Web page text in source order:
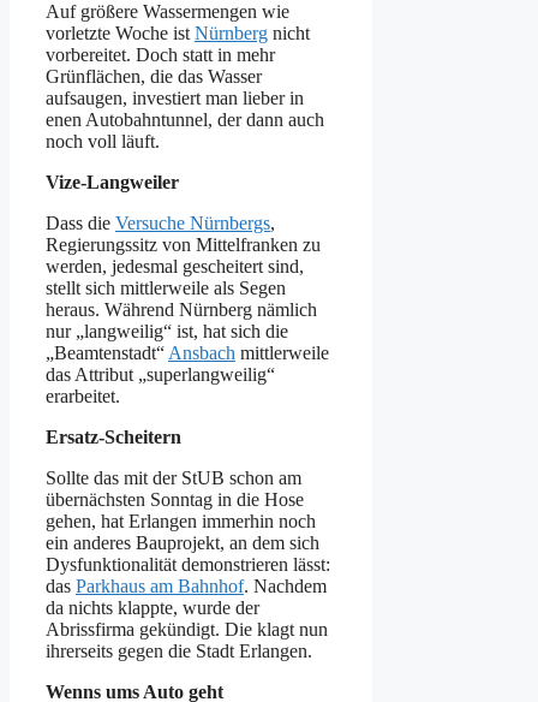
Auf größere Wassermengen wie
vorletzte Woche ist Nürnberg nicht
vorbereitet. Doch statt in mehr
Grünflächen, die das Wasser
aufsaugen, investiert man lieber in
enen Autobahntunnel, der dann auch
noch voll läuft.
Vize-Langweiler
Dass die Versuche Nürnbergs,
Regierungssitz von Mittelfranken zu
werden, jedesmal gescheitert sind,
stellt sich mittlerweile als Segen
heraus. Während Nürnberg nämlich
nur „langweilig“ ist, hat sich die
„Beamtenstadt“ Ansbach mittlerweile
das Attribut „superlangweilig“
erarbeitet.
Ersatz-Scheitern
Sollte das mit der StUB schon am
übernächsten Sonntag in die Hose
gehen, hat Erlangen immerhin noch
ein anderes Bauprojekt, an dem sich
Dysfunktionalität demonstrieren lässt:
das Parkhaus am Bahnhof. Nachdem
da nichts klappte, wurde der
Abrissfirma gekündigt. Die klagt nun
ihrerseits gegen die Stadt Erlangen.
Wenns ums Auto geht